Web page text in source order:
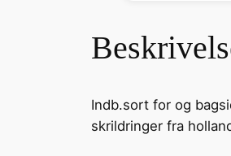
Indb.sort for og
skrildringer fra